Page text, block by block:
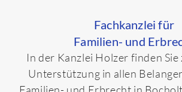
Fachkanzlei für
Familien- und
In der Kanzlei Holzer finden
Unterstützung in allen